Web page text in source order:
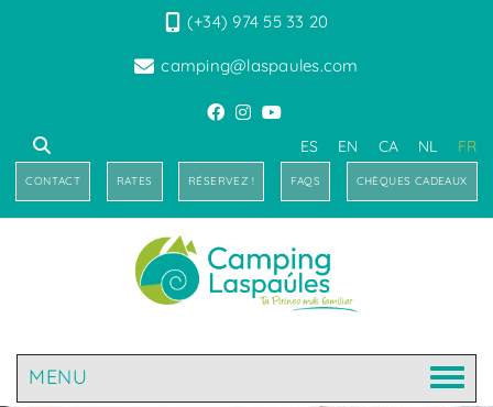
(+34) 974 55 33 20
camping@laspaules.com
ES EN CA NL FR
CONTACT RATES RÉSERVEZ ! FAQS CHÈQUES CADEAUX
MENU